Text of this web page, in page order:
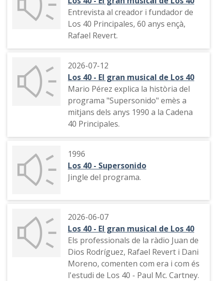
Entrevista al creador i fundador de
Los 40 Principales, 60 anys ençà,
Rafael Revert.
2026-07-12
Los 40 - El gran musical de Los 40
Mario Pérez explica la història del
programa "Supersonido" emès a
mitjans dels anys 1990 a la Cadena
40 Principales.
1996
Los 40 - Supersonido
Jingle del programa.
2026-06-07
Los 40 - El gran musical de Los 40
Els professionals de la ràdio Juan de
Dios Rodríguez, Rafael Revert i Dani
Moreno, comenten com era i com és
l'estudi de Los 40 - Paul Mc. Cartney.